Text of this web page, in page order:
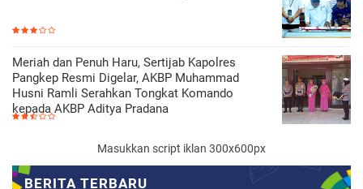
Meriah dan Penuh Haru, Sertijab Kapolres
Pangkep Resmi Digelar, AKBP Muhammad
Husni Ramli Serahkan Tongkat Komando
kepada AKBP Aditya Pradana
Masukkan script iklan 300x600px